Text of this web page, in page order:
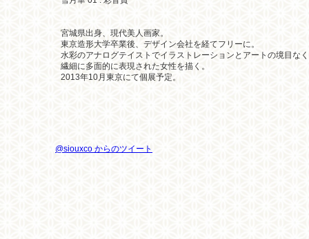
宮城県出身、現代美人画家。
東京造形大学卒業後、デザイン会社を経てフリーに。
水彩のアナログテイストでイラストレーションとアートの境目なく
繊細に多面的に表現された女性を描く。
2013年10月東京にて個展予定。
@siouxco からのツイート